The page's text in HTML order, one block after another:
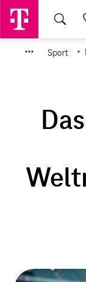
··· Sport ·